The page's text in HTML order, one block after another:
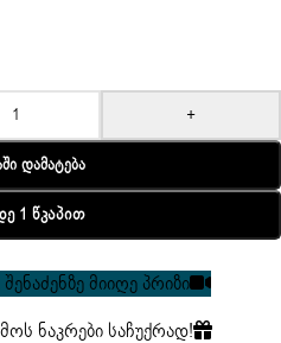
+
Დამატება
1 Წკაპით
მიიღე პრიზი
ნაკრები საჩუქრად!